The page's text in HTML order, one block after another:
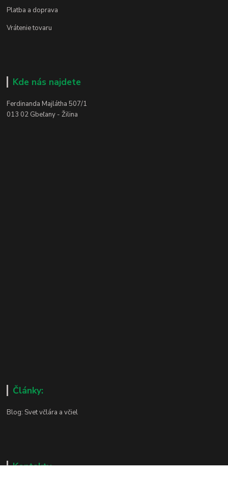
Platba a doprava
Vrátenie tovaru
Kde nás najdete
Ferdinanda Majlátha 507/1
013 02 Gbeľany - Žilina
Články:
Blog: Svet včlára a včiel
Kontakty